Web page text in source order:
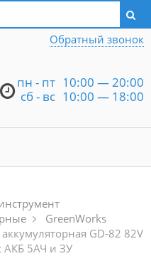
Написать директору
пн - пт 10:00 — 20:00
сб - вс 10:00 — 18:00
Обратный звонок
GreenWorks
GD-82 82V
АКБ 5АЧ и ЗУ